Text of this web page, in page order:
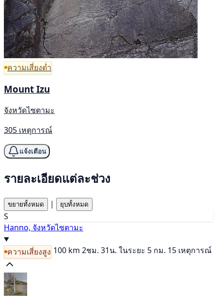
ความเสี่ยงต่ำ
Mount Izu
จังหวัดไซตามะ
305 เหตุการณ์
แจ้งเตือน
รายละเอียดแต่ละช่วง
ขยายทั้งหมด | ยุบทั้งหมด
S
Hanno, จังหวัดไซตามะ
ความเสี่ยงสูง 100 km 2ชม. 31น. ในระยะ 5 กม. 15 เหตุการณ์